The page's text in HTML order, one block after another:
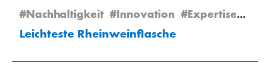
#Nachhaltigkeit #Innovation #Expertise
Leichteste Rheinweinflasche